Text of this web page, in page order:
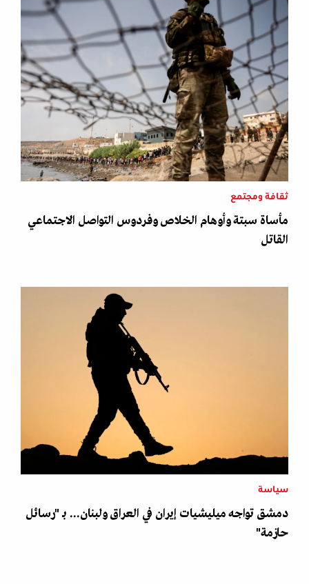
ثقافة ومجتمع
مأساة سبتة وأوهام الخلاص وفردوس التواصل الاجتماعي
القاتل
سياسة
دمشق تواجه ميليشيات إيران في العراق ولبنان... بـ "رسائل
حازمة"